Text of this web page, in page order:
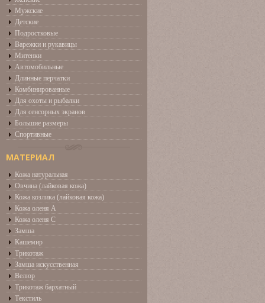
Мужские
Детские
Подростковые
Варежки и рукавицы
Митенки
Автомобильные
Длинные перчатки
Комбинированные
Для охоты и рыбалки
Для сенсорных экранов
Большие размеры
Спортивные
МАТЕРИАЛ
Кожа натуральная
Овчина (лайковая кожа)
Кожа козлика (лайковая кожа)
Кожа оленя А
Кожа оленя С
Замша
Кашемир
Трикотаж
Замша искусственная
Велюр
Трикотаж бархатный
Текстиль